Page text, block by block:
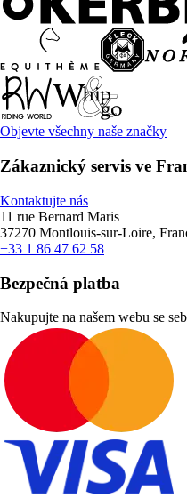
Objevte všechny naše značky
Zákaznický servis ve
Kontaktujte nás
11 rue Bernard Maris
37270 Montlouis-sur-Loire,
+33 1 86 47 62 58
Bezpečná platba
Nakupujte na našem webu se